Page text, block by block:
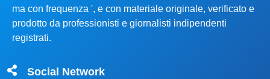
ma con frequenza ', e con materiale originale, verificato e
prodotto da professionisti e giornalisti indipendenti
registrati.
Social Network